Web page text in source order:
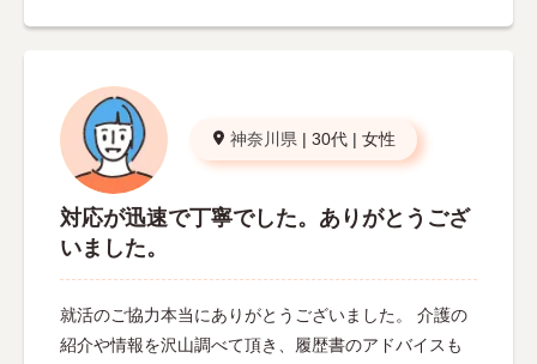
神奈川県 | 30代 | 女性
対応が迅速で丁寧でした。ありがとうござ
いました。
就活のご協力本当にありがとうございました。 介護の
紹介や情報を沢山調べて頂き、履歴書のアドバイスも